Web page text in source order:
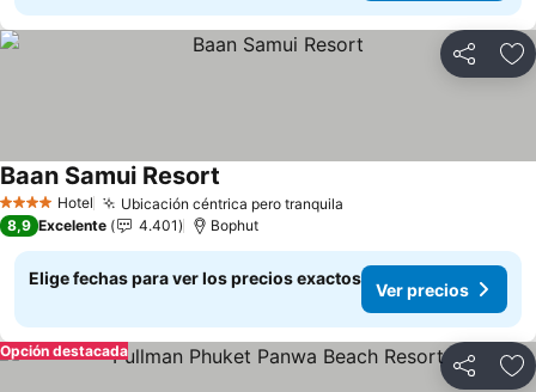
Compartir
4 EstrellasHotel Ubicación céntrica pero tranquila
Baan Samui Resort
8,9 Excelente 4.401 Bophut
Elige fechas para ver los precios exactos
Ver precios
Compartir
Opción destacada